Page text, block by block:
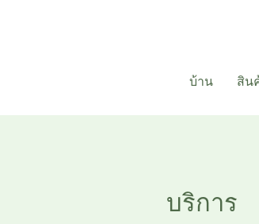
บ้าน สิน
บริการ